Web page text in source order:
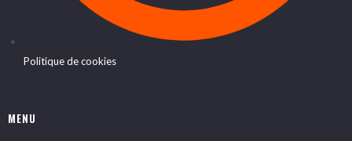
Politique de cookies
MENU